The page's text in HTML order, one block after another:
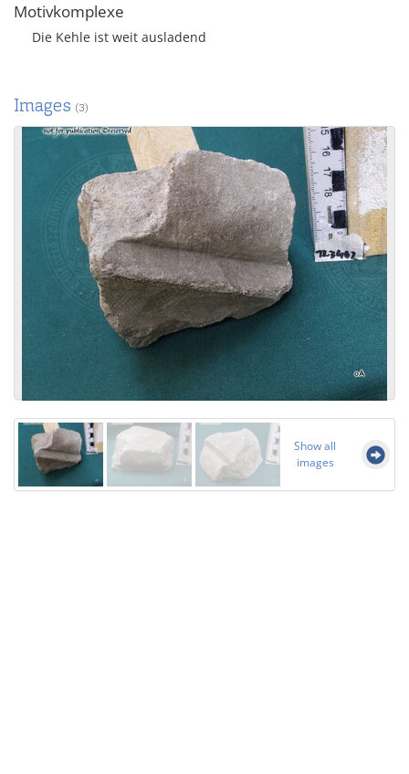
Motivkomplexe
Die Kehle ist weit ausladend
Images (3)
Show all
images